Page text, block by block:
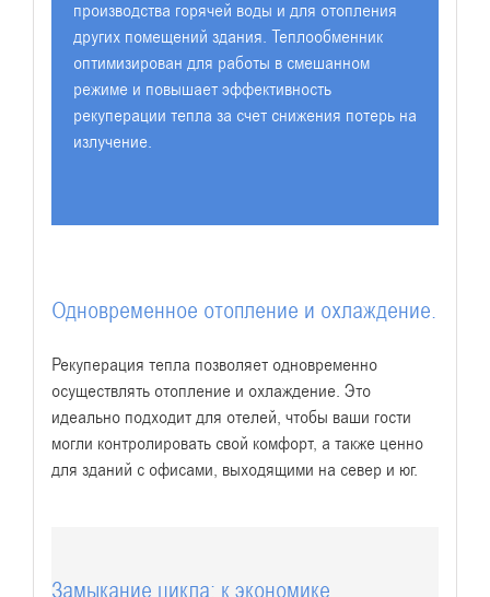
производства горячей воды и для отопления
других помещений здания. Теплообменник
оптимизирован для работы в смешанном
режиме и повышает эффективность
рекуперации тепла за счет снижения потерь на
излучение.
Одновременное отопление и охлаждение.
Рекуперация тепла позволяет одновременно
осуществлять отопление и охлаждение. Это
идеально подходит для отелей, чтобы ваши гости
могли контролировать свой комфорт, а также ценно
для зданий с офисами, выходящими на север и юг.